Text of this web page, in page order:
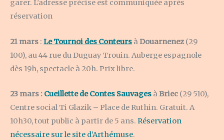
garer. L’adresse précise est communiquée après
réservation
21 mars : Le Tournoi des Conteurs àDouarnenez (29
100), au 44 rue du Duguay Trouin. Auberge espagnole
dès 19h, spectacle à 20h. Prix libre.
23 mars : Cueillette de Contes Sauvages àBriec (29 510),
Centre social Ti Glazik – Place de Ruthin. Gratuit. A
10h30, tout public à partir de 5 ans. Réservation
nécessaire sur le site d’Arthémuse.